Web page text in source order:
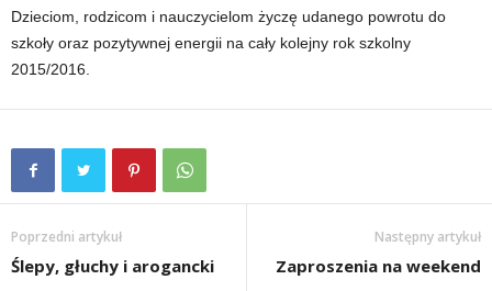
Dzieciom, rodzicom i nauczycielom życzę udanego powrotu do
szkoły oraz pozytywnej energii na cały kolejny rok szkolny
2015/2016.
Poprzedni artykuł
Ślepy, głuchy i arogancki
Następny artykuł
Zaproszenia na weekend